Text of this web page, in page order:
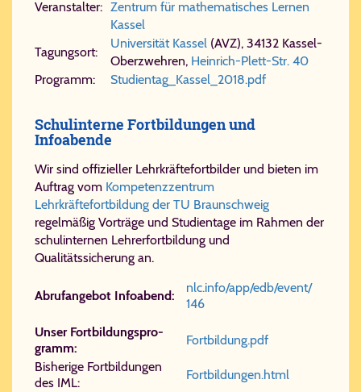
Veranstalter: Zentrum für mathematisches Lernen
Kassel
Tagungsort:
Uni­ver­si­tät Kas­sel (AVZ), 34132 Kas­sel-​
Ober­zweh­ren, Hein­rich-​Plett-​Str. 40
Programm:
Stu​di​en​tag_​Kas​sel_​2018.pdf
Schulinterne Fortbildungen und
Infoabende
Wir sind offizieller Lehrkräftefortbilder und bieten im
Auftrag vom Kompetenzzentrum
Lehrkräftefortbildung der TU Braunschweig
regelmäßig Vorträge und Studientage im Rahmen der
schulinternen Lehrerfortbildung und
Qualitätssicherung an.
Ab­ruf­an­ge­bot In­fo­abend:
nlc.​info/​app/​edb/​event/​
146
Un­ser Fort­bil­dungs­pro­
gramm:
Fort​bil​dung.​pdf
Bis­he­ri­ge Fort­bil­dun­gen
des IML:
Fort​bil​dun​gen.​html